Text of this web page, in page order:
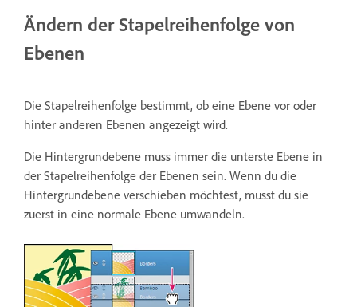
Ändern der Stapelreihenfolge von
Ebenen
Die Stapelreihenfolge bestimmt, ob eine Ebene vor oder
hinter anderen Ebenen angezeigt wird.
Die Hintergrundebene muss immer die unterste Ebene in
der Stapelreihenfolge der Ebenen sein. Wenn du die
Hintergrundebene verschieben möchtest, musst du sie
zuerst in eine normale Ebene umwandeln.